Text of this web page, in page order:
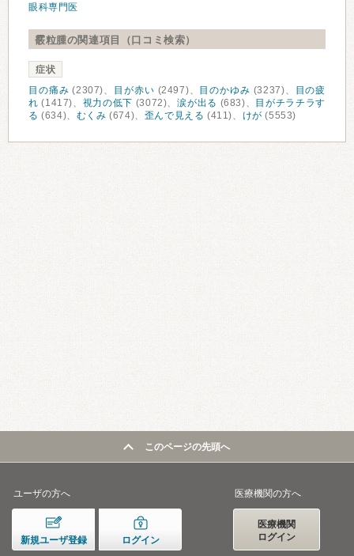
眼科専門医
霰粒腫の関連項目（口コミ検索）
症状
目の痛み (2307)、 目が赤い (2497)、 目のかゆみ (3237)、
目の疲
れ (1417)、 視力の低下 (3072)、涙が出る (683)、
目がチラチラす
る (634)、 むくみ (674)、 歪んで見える (411)、 けが (5553)
このページの先頭へ
ユーザの方へ
新規ユーザ登録 ログイン
医療機関の方へ
医療機関
ログイン